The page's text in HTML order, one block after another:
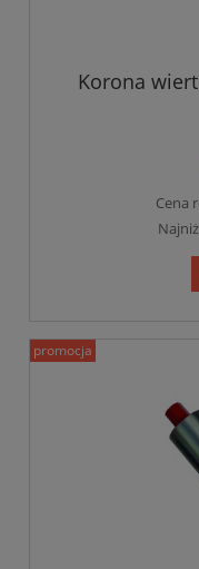
Korona
Cena
promocja